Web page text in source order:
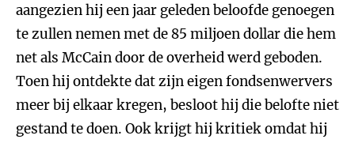
aangezien hij een jaar geleden beloofde genoegen
te zullen nemen met de 85 miljoen dollar die hem
net als McCain door de overheid werd geboden.
Toen hij ontdekte dat zijn eigen fondsenwervers
meer bij elkaar kregen, besloot hij die belofte niet
gestand te doen. Ook krijgt hij kritiek omdat hij